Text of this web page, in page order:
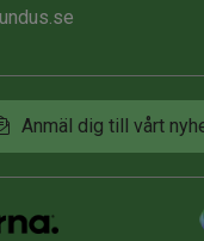
Anmäl dig till vårt